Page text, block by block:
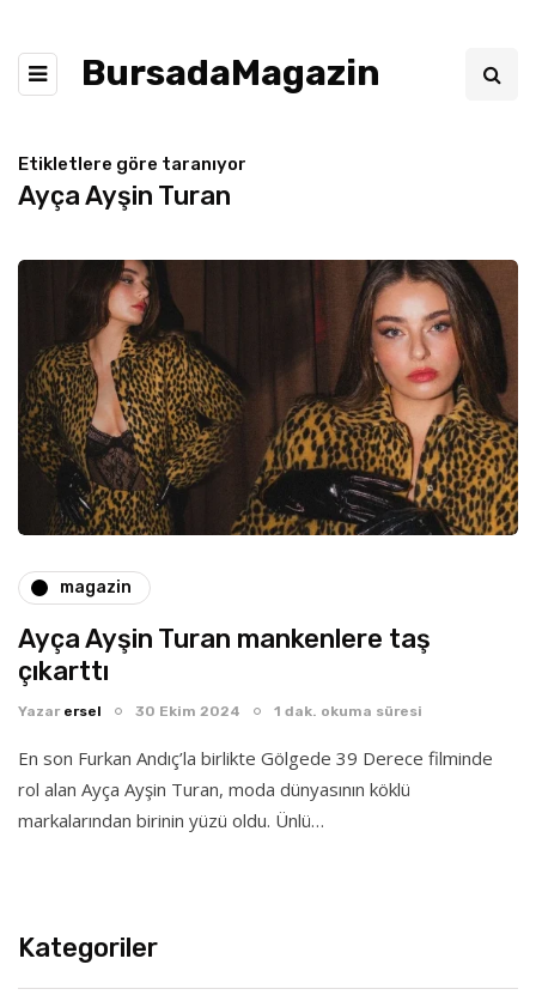
BursadaMagazin
Etikletlere göre taranıyor
Ayça Ayşin Turan
magazin
Ayça Ayşin Turan mankenlere taş
çıkarttı
Yazar ersel 30 Ekim 2024 1 dak. okuma süresi
En son Furkan Andıç’la birlikte Gölgede 39 Derece filminde
rol alan Ayça Ayşin Turan, moda dünyasının köklü
markalarından birinin yüzü oldu. Ünlü…
Kategoriler